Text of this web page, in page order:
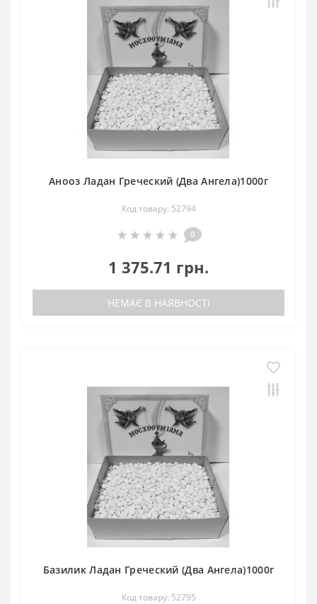
Анооз Ладан Греческий (Два Ангела)1000г
Код товару: 52794
0
1 375.71 грн.
НЕМАЄ В НАЯВНОСТІ
Базилик Ладан Греческий (Два Ангела)1000г
Код товару: 52795